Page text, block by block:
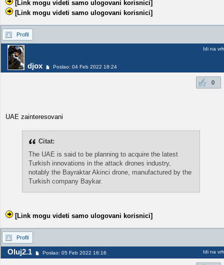
[Link mogu videti samo ulogovani korisnici]
[Link mogu videti samo ulogovani korisnici]
Profil
djox Poslao: 04 Feb 2022 18:24
Idi na vrh
0
UAE zainteresovani
Citat:
The UAE is said to be planning to acquire the latest
Turkish innovations in the attack drones industry,
notably the Bayraktar Akinci drone, manufactured by the
Turkish company Baykar.
[Link mogu videti samo ulogovani korisnici]
Profil
Oluj2.1 Poslao: 05 Feb 2022 16:16 Idi na vrh